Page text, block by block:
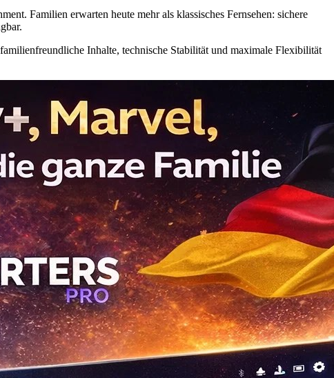
Familien erwarten heute mehr als klassisches Fernsehen: sichere
Inhalte, technische Stabilität und maximale Flexibilität